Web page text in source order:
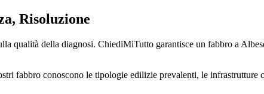
Risoluzione
qualità della diagnosi. ChiediMiTutto garantisce un fabbro a
fabbro conoscono le tipologie edilizie prevalenti, le infrastrutture